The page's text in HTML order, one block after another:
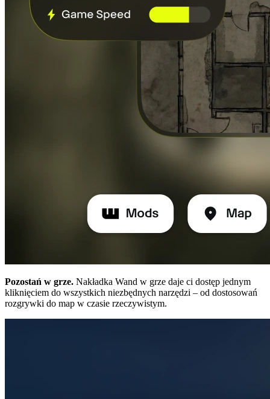
Pozostań w grze. Nakładka Wand w grze daje ci dostęp jednym
kliknięciem do wszystkich niezbędnych narzędzi – od dostosowań
rozgrywki do map w czasie rzeczywistym.